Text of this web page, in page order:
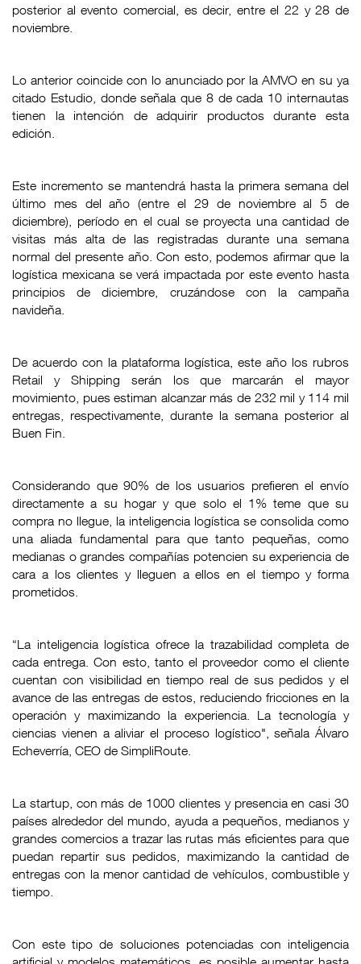
posterior al evento comercial, es decir, entre el 22 y 28 de
noviembre.
Lo anterior coincide con lo anunciado por la AMVO en su ya
citado Estudio, donde señala que 8 de cada 10 internautas
tienen la intención de adquirir productos durante esta
edición.
Este incremento se mantendrá hasta la primera semana del
último mes del año (entre el 29 de noviembre al 5 de
diciembre), período en el cual se proyecta una cantidad de
visitas más alta de las registradas durante una semana
normal del presente año. Con esto, podemos afirmar que la
logística mexicana se verá impactada por este evento hasta
principios de diciembre, cruzándose con la campaña
navideña.
De acuerdo con la plataforma logística, este año los rubros
Retail y Shipping serán los que marcarán el mayor
movimiento, pues estiman alcanzar más de 232 mil y 114 mil
entregas, respectivamente, durante la semana posterior al
Buen Fin.
Considerando que 90% de los usuarios prefieren el envío
directamente a su hogar y que solo el 1% teme que su
compra no llegue, la inteligencia logística se consolida como
una aliada fundamental para que tanto pequeñas, como
medianas o grandes compañías potencien su experiencia de
cara a los clientes y lleguen a ellos en el tiempo y forma
prometidos.
“La inteligencia logística ofrece la trazabilidad completa de
cada entrega. Con esto, tanto el proveedor como el cliente
cuentan con visibilidad en tiempo real de sus pedidos y el
avance de las entregas de estos, reduciendo fricciones en la
operación y maximizando la experiencia. La tecnología y
ciencias vienen a aliviar el proceso logístico", señala Álvaro
Echeverría, CEO de SimpliRoute.
La startup, con más de 1000 clientes y presencia en casi 30
países alrededor del mundo, ayuda a pequeños, medianos y
grandes comercios a trazar las rutas más eficientes para que
puedan repartir sus pedidos, maximizando la cantidad de
entregas con la menor cantidad de vehículos, combustible y
tiempo.
Con este tipo de soluciones potenciadas con inteligencia